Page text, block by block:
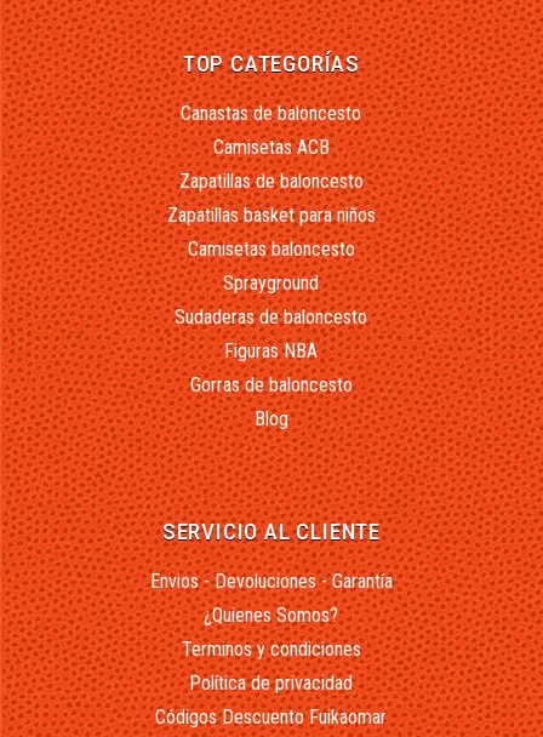
TOP CATEGORÍAS
Canastas de baloncesto
Camisetas ACB
Zapatillas de baloncesto
Zapatillas basket para niños
Camisetas baloncesto
Sprayground
Sudaderas de baloncesto
Figuras NBA
Gorras de baloncesto
Blog
SERVICIO AL CLIENTE
Envios - Devoluciones - Garantía
¿Quienes Somos?
Terminos y condiciones
Política de privacidad
Códigos Descuento Fuikaomar